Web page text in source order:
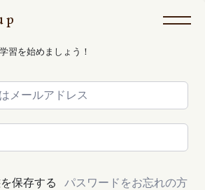
習を始めましょう！
保存する パスワードをお忘れの方